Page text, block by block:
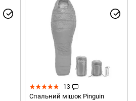
13
Спальний мішок Pinguin